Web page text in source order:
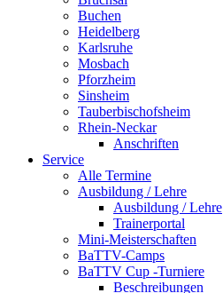
Buchen
Heidelberg
Karlsruhe
Mosbach
Pforzheim
Sinsheim
Tauberbischofsheim
Rhein-Neckar
Anschriften
Service
Alle Termine
Ausbildung / Lehre
Ausbildung / Lehre
Trainerportal
Mini-Meisterschaften
BaTTV-Camps
BaTTV Cup -Turniere
Beschreibungen